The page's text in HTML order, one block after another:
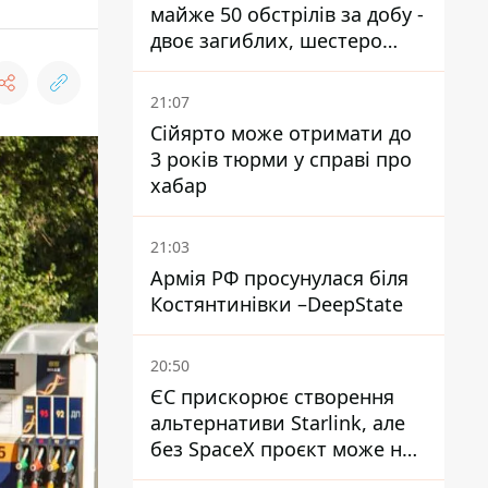
майже 50 обстрілів за добу -
двоє загиблих, шестеро
постраждалих
21:07
Сійярто може отримати до
3 років тюрми у справі про
хабар
21:03
Армія РФ просунулася біля
Костянтинівки –DeepState
20:50
ЄС прискорює створення
альтернативи Starlink, але
без SpaceX проєкт може не
обійтися